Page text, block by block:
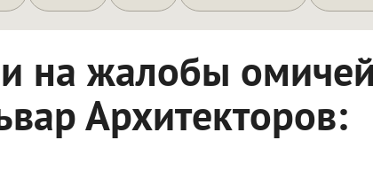
на жалобы омичей
Архитекторов: